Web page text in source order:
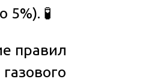
5%). 🧪
правил